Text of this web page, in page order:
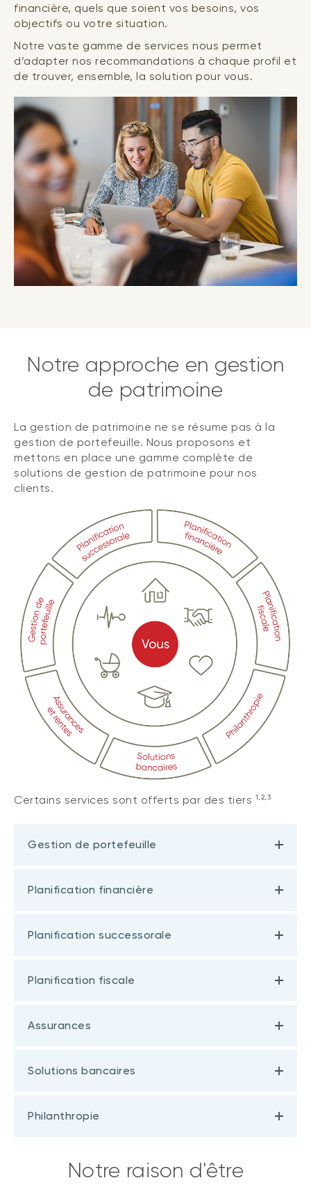
financière, quels que soient vos besoins, vos
objectifs ou votre situation.
Notre vaste gamme de services nous permet
d’adapter nos recommandations à chaque profil et
de trouver, ensemble, la solution pour vous.
Notre approche en gestion
de patrimoine
La gestion de patrimoine ne se résume pas à la
gestion de portefeuille. Nous proposons et
mettons en place une gamme complète de
solutions de gestion de patrimoine pour nos
clients.
Certains services sont offerts par des tiers 1,2,3
Gestion de portefeuille
Planification financière
Planification successorale
Planification fiscale
Assurances
Solutions bancaires
Philanthropie
Notre raison d'être